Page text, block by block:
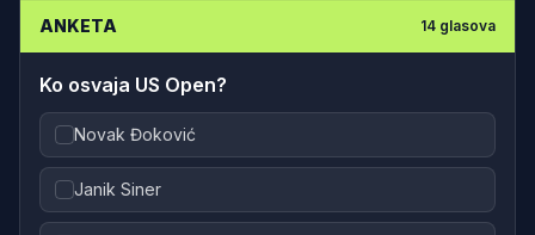
ANKETA 14 glasova
Ko osvaja US Open?
Novak Đoković
Janik Siner